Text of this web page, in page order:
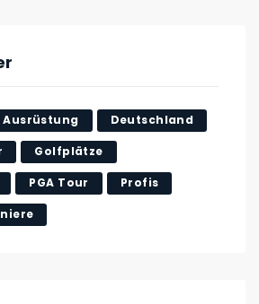
Ausrüstung Deutschland
Golfplätze
PGA Tour Profis